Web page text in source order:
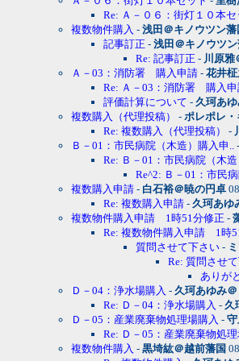
Re: Ａ－０６：街灯１０本セ
複数物件購入 - 浅田＠キノウツン藩
記事訂正 - 浅田＠キノウツン
Re: 記事訂正 - 川原雅
Ａ－03：消防署 購入申請 - 花井
Re: Ａ－03：消防署 購入申
評価計算について - 久珂あ
複数購入（代理投稿）
- ポレポレ
Re: 複数購入（代理投稿）
-
Ｂ－01：市民病院（木造）購入申.. -
Re: Ｂ－01：市民病院（木
Re^2: Ｂ－01：市民
複数購入申請 - 白石裕＠暁の円卓
Re: 複数購入申請 - 久珂あゆ
複数物件購入申請 1時51分修正 -
Re: 複数物件購入申請 1時
質問させて下さい -
Re: 質問させ
ありが
Ｄ－04：浄水場購入 - 久珂あゆみ＠
Re: Ｄ－04：浄水場購入 - 久
Ｄ－05：産業廃棄物処理場購入 -
Re: Ｄ－05：産業廃棄物処
複数物件購入 - 黒埼紘＠越前藩国